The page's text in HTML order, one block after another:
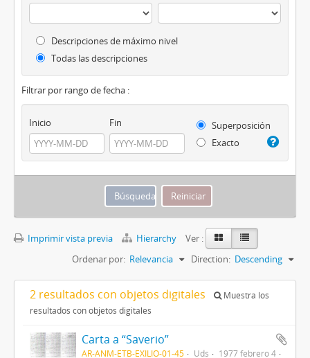
Descripciones de máximo nivel
Todas las descripciones
Filtrar por rango de fecha :
Inicio Fin
Superposición
Exacto
Imprimir vista previa Hierarchy
Ver :
Ordenar por: Relevancia Direction: Descending
2 resultados con objetos digitales
Muestra los
resultados con objetos digitales
Carta a “Saverio”
AR-ANM-ETB-EXILIO-01-45 Uds 1977 febrero 4